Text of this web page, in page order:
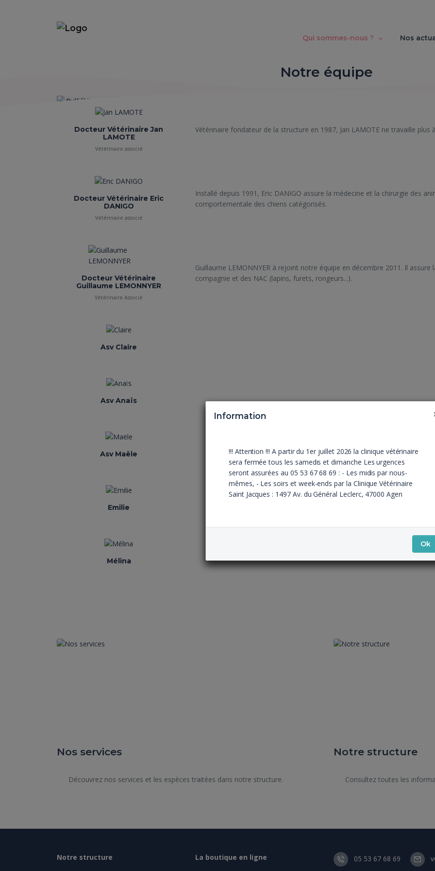
Qui sommes-nous ? Nos
Notre équipe
Docteur Vétérinaire Jan
LAMOTE
Vétérinaire associé
Vétérinaire fondateur de la structure en 1987, Jan LAMOTE ne travaille plus
Docteur Vétérinaire Eric
DANIGO
Vétérinaire associé
Installé depuis 1991, Eric DANIGO assure la médecine et la chirurgie des
comportementale des chiens catégorisés.
Docteur Vétérinaire
Guillaume LEMONNYER
Vétérinaire Associé
Guillaume LEMONNYER à rejoint notre équipe en décembre 2011. Il
compagnie et des NAC (lapins, furets, rongeurs...).
Asv Claire
Asv Anaïs
Asv Maële
Emilie
Mélina
Information
!!! Attention !!! A partir du 1er juillet 2026 la clinique vétérinaire
sera fermée tous les samedis et dimanche Les urgences
seront assurées au 05 53 67 68 69 : - Les midis par nous-
mêmes, - Les soirs et week-ends par la Clinique Vétérinaire
Saint Jacques : 1497 Av. du Général Leclerc, 47000 Agen
Ok
Nos services Notre structure
Notre structure La boutique en ligne 05 53 67 68 69